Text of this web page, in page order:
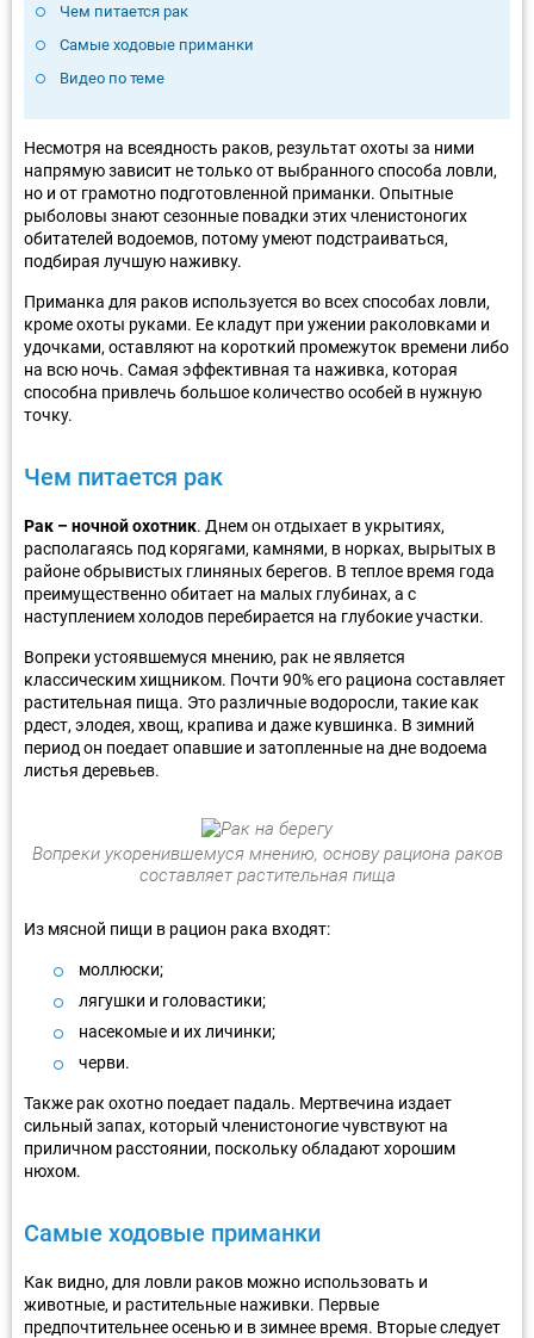
Чем питается рак
Самые ходовые приманки
Видео по теме
Несмотря на всеядность раков, результат охоты за ними
напрямую зависит не только от выбранного способа ловли,
но и от грамотно подготовленной приманки. Опытные
рыболовы знают сезонные повадки этих членистоногих
обитателей водоемов, потому умеют подстраиваться,
подбирая лучшую наживку.
Приманка для раков используется во всех способах ловли,
кроме охоты руками. Ее кладут при ужении раколовками и
удочками, оставляют на короткий промежуток времени либо
на всю ночь. Самая эффективная та наживка, которая
способна привлечь большое количество особей в нужную
точку.
Чем питается рак
Рак – ночной охотник. Днем он отдыхает в укрытиях,
располагаясь под корягами, камнями, в норках, вырытых в
районе обрывистых глиняных берегов. В теплое время года
преимущественно обитает на малых глубинах, а с
наступлением холодов перебирается на глубокие участки.
Вопреки устоявшемуся мнению, рак не является
классическим хищником. Почти 90% его рациона составляет
растительная пища. Это различные водоросли, такие как
рдест, элодея, хвощ, крапива и даже кувшинка. В зимний
период он поедает опавшие и затопленные на дне водоема
листья деревьев.
Вопреки укоренившемуся мнению, основу рациона раков
составляет растительная пища
Из мясной пищи в рацион рака входят:
моллюски;
лягушки и головастики;
насекомые и их личинки;
черви.
Также рак охотно поедает падаль. Мертвечина издает
сильный запах, который членистоногие чувствуют на
приличном расстоянии, поскольку обладают хорошим
нюхом.
Самые ходовые приманки
Как видно, для ловли раков можно использовать и
животные, и растительные наживки. Первые
предпочтительнее осенью и в зимнее время. Вторые следует